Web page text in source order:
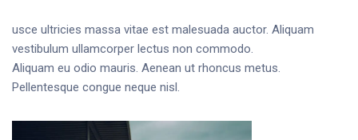
usce ultricies massa vitae est malesuada auctor. Aliquam
vestibulum ullamcorper lectus non commodo.
Aliquam eu odio mauris. Aenean ut rhoncus metus.
Pellentesque congue neque nisl.